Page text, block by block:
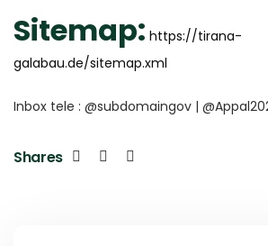
Sitemap: https://tirana-
galabau.de/sitemap.xml
Inbox tele : @subdomaingov |
Shares